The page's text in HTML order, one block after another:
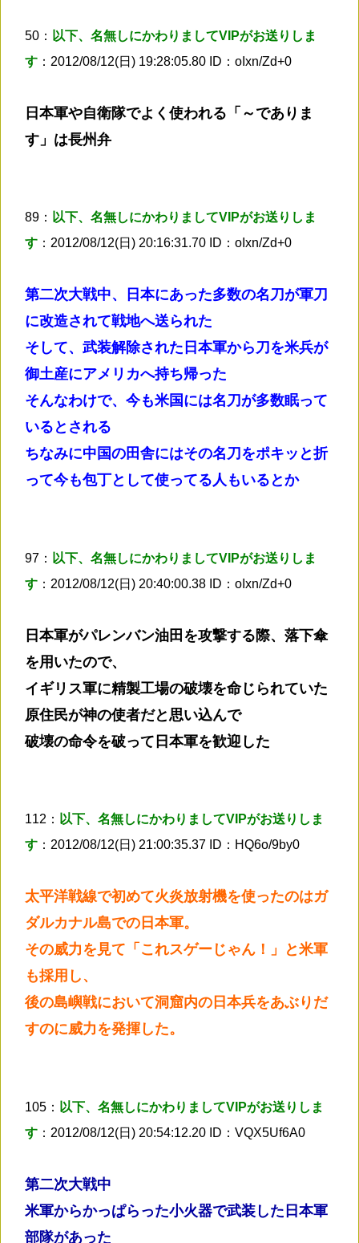
50： 以下、名無しにかわりましてVIPがお送りしま
す ：2012/08/12(日) 19:28:05.80 ID：oIxn/Zd+0
日本軍や自衛隊でよく使われる「～でありま
す」は長州弁
89： 以下、名無しにかわりましてVIPがお送りしま
す ：2012/08/12(日) 20:16:31.70 ID：oIxn/Zd+0
第二次大戦中、日本にあった多数の名刀が軍刀
に改造されて戦地へ送られた
そして、武装解除された日本軍から刀を米兵が
御土産にアメリカへ持ち帰った
そんなわけで、今も米国には名刀が多数眠って
いるとされる
ちなみに中国の田舎にはその名刀をポキッと折
って今も包丁として使ってる人もいるとか
97： 以下、名無しにかわりましてVIPがお送りしま
す ：2012/08/12(日) 20:40:00.38 ID：oIxn/Zd+0
日本軍がパレンバン油田を攻撃する際、落下傘
を用いたので、
イギリス軍に精製工場の破壊を命じられていた
原住民が神の使者だと思い込んで
破壊の命令を破って日本軍を歓迎した
112： 以下、名無しにかわりましてVIPがお送りしま
す ：2012/08/12(日) 21:00:35.37 ID：HQ6o/9by0
太平洋戦線で初めて火炎放射機を使ったのはガ
ダルカナル島での日本軍。
その威力を見て「これスゲーじゃん！」と米軍
も採用し、
後の島嶼戦において洞窟内の日本兵をあぶりだ
すのに威力を発揮した。
105： 以下、名無しにかわりましてVIPがお送りしま
す ：2012/08/12(日) 20:54:12.20 ID：VQX5Uf6A0
第二次大戦中
米軍からかっぱらった小火器で武装した日本軍
部隊があった